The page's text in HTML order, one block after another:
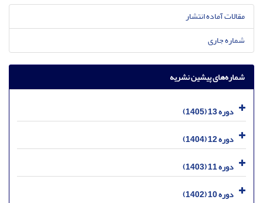
مقالات آماده انتشار
شماره جاری
شماره‌های پیشین نشریه
دوره 13 (1405)
دوره 12 (1404)
دوره 11 (1403)
دوره 10 (1402)